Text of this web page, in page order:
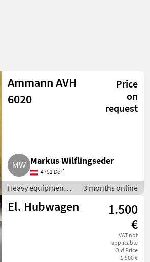
Ammann AVH
6020
Price
on
request
Markus Wilflingseder
4751 Dorf
Heavy equipment/
construction
machines / Small
3 months online
El. Hubwagen
1.500
€
VAT not
applicable
Old Price
1.900 €